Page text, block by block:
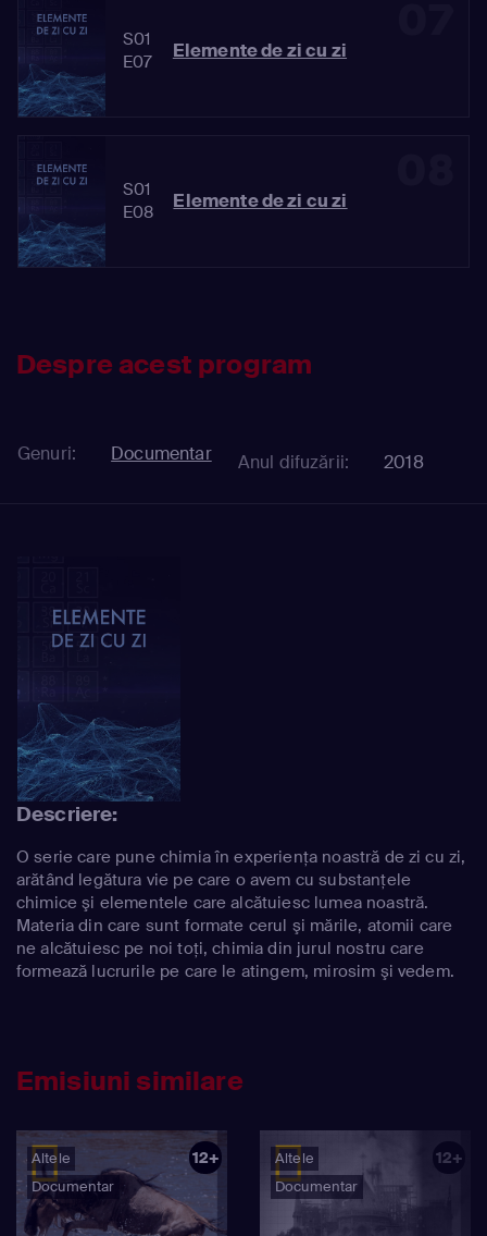
S01
E07
Elemente de zi cu zi
S01
E08
Elemente de zi cu zi
Despre acest program
Genuri: Documentar Anul difuzării: 2018
Descriere:
O serie care pune chimia în experienţa noastră de zi cu zi,
arătând legătura vie pe care o avem cu substanţele
chimice şi elementele care alcătuiesc lumea noastră.
Materia din care sunt formate cerul şi mările, atomii care
ne alcătuiesc pe noi toţi, chimia din jurul nostru care
formează lucrurile pe care le atingem, mirosim şi vedem.
Emisiuni similare
Altele
Documentar
12+
Altele
Documentar
12+